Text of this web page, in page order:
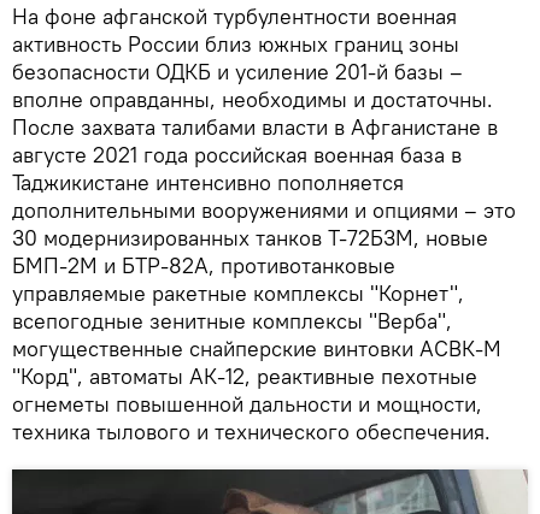
На фоне афганской турбулентности военная
активность России близ южных границ зоны
безопасности ОДКБ и усиление 201-й базы –
вполне оправданны, необходимы и достаточны.
После захвата талибами власти в Афганистане в
августе 2021 года российская военная база в
Таджикистане интенсивно пополняется
дополнительными вооружениями и опциями – это
30 модернизированных танков Т-72Б3М, новые
БМП-2М и БТР-82А, противотанковые
управляемые ракетные комплексы "Корнет",
всепогодные зенитные комплексы "Верба",
могущественные снайперские винтовки АСВК-М
"Корд", автоматы АК-12, реактивные пехотные
огнеметы повышенной дальности и мощности,
техника тылового и технического обеспечения.